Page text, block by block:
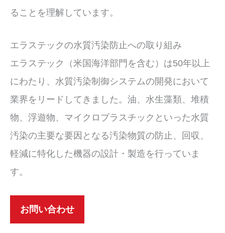
ることを理解しています。
エラステックの水質汚染防止への取り組み
エラステック（米国海洋部門を含む）は50年以上
にわたり、水質汚染制御システムの開発において
業界をリードしてきました。油、水生藻類、堆積
物、浮遊物、マイクロプラスチックといった水質
汚染の主要な要因となる汚染物質の防止、回収、
軽減に特化した機器の設計・製造を行っていま
す。
お問い合わせ